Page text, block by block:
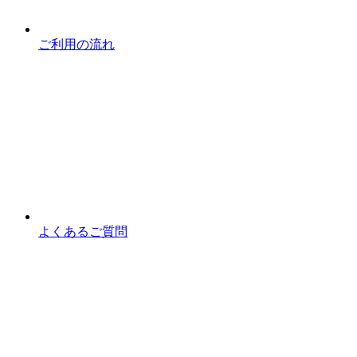
ご利用の流れ
よくあるご質問